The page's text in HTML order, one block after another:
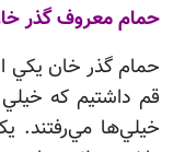
حمام معروف گذر
حمام گذر خان يكي
قم داشتيم كه
خيلي‌ها مي‌رفتند.